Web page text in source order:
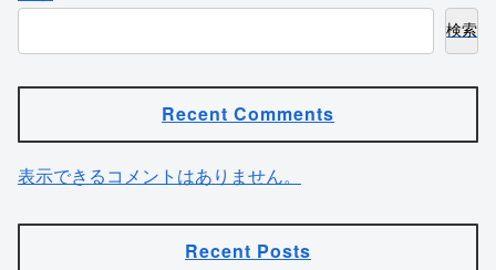
検索
Recent Comments
表示できるコメントはありません。
Recent Posts